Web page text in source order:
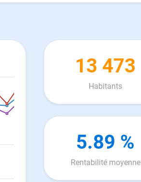
13 473
Habitants
5.89 %
Rentabilité moyenne